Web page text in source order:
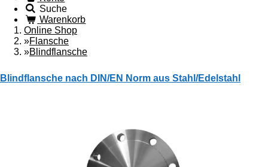
Suche
Warenkorb
Online Shop
»Flansche
»Blindflansche
Blindflansche nach DIN/EN Norm aus Stahl/Edelstahl